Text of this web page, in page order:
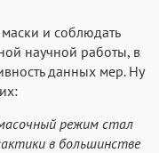
и соблюдать
научной работы, в
данных мер. Ну
режим стал
в большинстве